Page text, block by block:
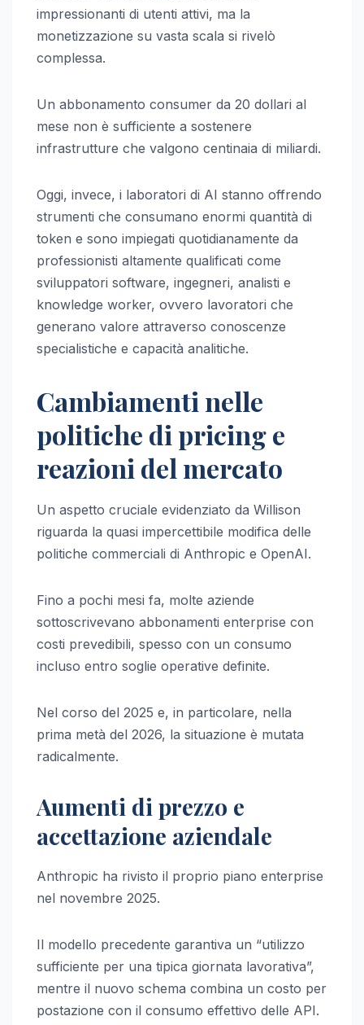
impressionanti di utenti attivi, ma la
monetizzazione su vasta scala si rivelò
complessa.
Un abbonamento consumer da 20 dollari al
mese non è sufficiente a sostenere
infrastrutture che valgono centinaia di miliardi.
Oggi, invece, i laboratori di AI stanno offrendo
strumenti che consumano enormi quantità di
token e sono impiegati quotidianamente da
professionisti altamente qualificati come
sviluppatori software, ingegneri, analisti e
knowledge worker, ovvero lavoratori che
generano valore attraverso conoscenze
specialistiche e capacità analitiche.
Cambiamenti nelle
politiche di pricing e
reazioni del mercato
Un aspetto cruciale evidenziato da Willison
riguarda la quasi impercettibile modifica delle
politiche commerciali di Anthropic e OpenAI.
Fino a pochi mesi fa, molte aziende
sottoscrivevano abbonamenti enterprise con
costi prevedibili, spesso con un consumo
incluso entro soglie operative definite.
Nel corso del 2025 e, in particolare, nella
prima metà del 2026, la situazione è mutata
radicalmente.
Aumenti di prezzo e
accettazione aziendale
Anthropic ha rivisto il proprio piano enterprise
nel novembre 2025.
Il modello precedente garantiva un “utilizzo
sufficiente per una tipica giornata lavorativa”,
mentre il nuovo schema combina un costo per
postazione con il consumo effettivo delle API.